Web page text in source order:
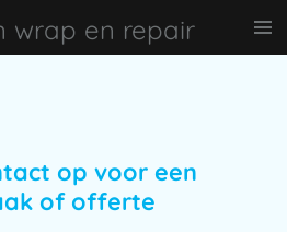
wrap en repair
op voor een
of offerte